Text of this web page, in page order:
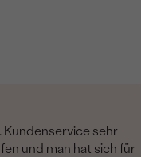
sehr
und man hat sich für